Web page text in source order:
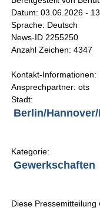
Datum: 03.06.2026 -
Sprache: Deutsch
News-ID 2255250
Anzahl Zeichen: 4347
Kontakt-Informationen:
Ansprechpartner: ots
Stadt:
Berlin/
Kategorie:
Gewerkschaften
Diese